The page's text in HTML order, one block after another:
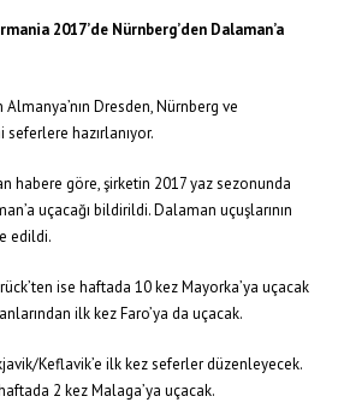
2017’de Nürnberg’den Dalaman’a
Dresden, Nürnberg ve
hazırlanıyor.
habere göre, şirketin 2017 yaz sezonunda
uçacağı bildirildi. Dalaman uçuşlarının
edildi.
ise haftada 10 kez Mayorka’ya uçacak
ilk kez Faro’ya da uçacak.
Keflavik’e ilk kez seferler düzenleyecek.
2 kez Malaga’ya uçacak.